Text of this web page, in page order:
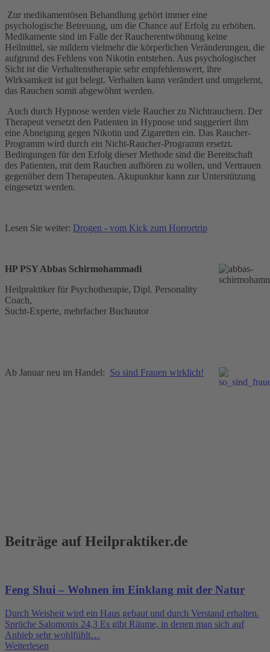
Zur medikamentösen Behandlung gehört immer eine
psychologische Betreuung, um die Chance auf Erfolg zu erhöhen.
Medikamente sind im Falle der Raucherentwöhnung keine
Heilmittel, sie mildern vielmehr die körperlichen Veränderungen, die
aufgrund des Fehlens von Nikotin entstehen. Aus psychologischer
Sicht ist die Verhaltenstherapie sehr empfehlenswert, ihre
Wirksamkeit ist gut belegt. Verhalten kann verändert und umgelernt,
das Rauchen somit abgewöhnt werden.
Auch durch Hypnose werden viele Raucher zu Nichtrauchern. Der
Therapeut versetzt den Patienten in Hypnose und suggeriert ihm
eine Abneigung gegen Nikotin und Zigaretten ein. Das Raucher-
Programm wird durch ein Nicht-Raucher-Programm ersetzt.
Bedingungen für den Erfolg dieser Methode sind die Bereitschaft
des Patienten, mit dem Rauchen aufhören zu wollen, und Vertrauen
gegenüber dem Therapeuten. Akupunktur kann zur Unterstützung
eingesetzt werden.
Lesen Sie weiter: Drogen - vom Kick zum Horrortrip
HP PSY Abbas Schirmohammadi
Heilpraktiker für Psychotherapie, Dipl. Personality
Coach,
Sucht-Experte, mehrfacher Buchautor
Ab Januar neu im Handel: So sind Frauen wirklich!
Beiträge auf Heilpraktiker.de
Feng Shui – Wohnen im Einklang mit der Natur
Durch Weisheit wird ein Haus gebaut und durch Verstand erhalten.
Sprüche Salomonis 24,3 Es gibt Räume, in denen man sich auf
Anhieb sehr wohlfühlt…
Weiterlesen